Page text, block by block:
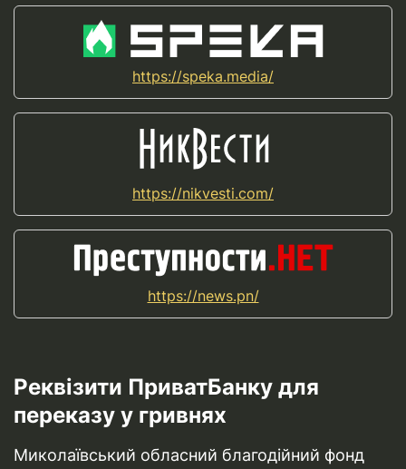
https://speka.media/
https://nikvesti.com/
https://news.pn/
Реквізити ПриватБанку для
переказу у гривнях
Миколаївський обласний благодійний фонд